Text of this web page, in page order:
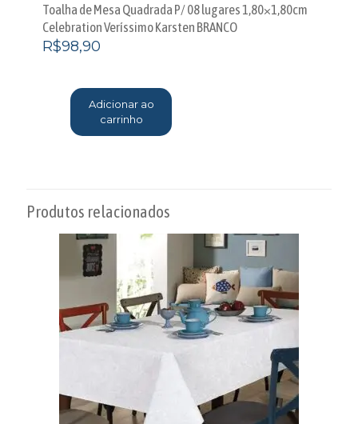
Toalha de Mesa Quadrada P/ 08 lugares 1,80×1,80cm
Celebration Veríssimo Karsten BRANCO
R$98,90
Adicionar ao
carrinho
Produtos relacionados